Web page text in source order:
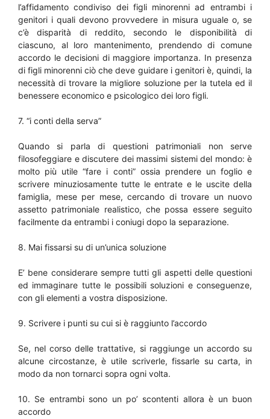
l’affidamento condiviso dei figli minorenni ad entrambi i
genitori i quali devono provvedere in misura uguale o, se
c’è disparità di reddito, secondo le disponibilità di
ciascuno, al loro mantenimento, prendendo di comune
accordo le decisioni di maggiore importanza. In presenza
di figli minorenni ciò che deve guidare i genitori è, quindi, la
necessità di trovare la migliore soluzione per la tutela ed il
benessere economico e psicologico dei loro figli.
7. “i conti della serva”
Quando si parla di questioni patrimoniali non serve
filosofeggiare e discutere dei massimi sistemi del mondo: è
molto più utile “fare i conti” ossia prendere un foglio e
scrivere minuziosamente tutte le entrate e le uscite della
famiglia, mese per mese, cercando di trovare un nuovo
assetto patrimoniale realistico, che possa essere seguito
facilmente da entrambi i coniugi dopo la separazione.
8. Mai fissarsi su di un’unica soluzione
E’ bene considerare sempre tutti gli aspetti delle questioni
ed immaginare tutte le possibili soluzioni e conseguenze,
con gli elementi a vostra disposizione.
9. Scrivere i punti su cui si è raggiunto l’accordo
Se, nel corso delle trattative, si raggiunge un accordo su
alcune circostanze, è utile scriverle, fissarle su carta, in
modo da non tornarci sopra ogni volta.
10. Se entrambi sono un po’ scontenti allora è un buon
accordo